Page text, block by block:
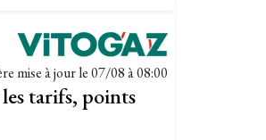
mise à jour le07/08 à 08:00
tarifs, points